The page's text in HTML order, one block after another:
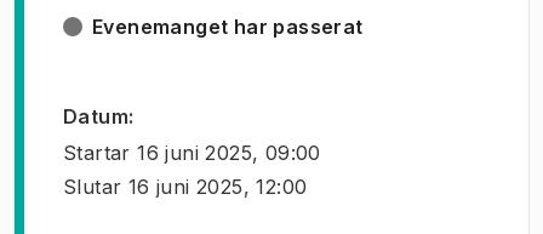
Evenemanget har passerat
Datum:
Startar 16 juni 2025, 09:00
Slutar 16 juni 2025, 12:00